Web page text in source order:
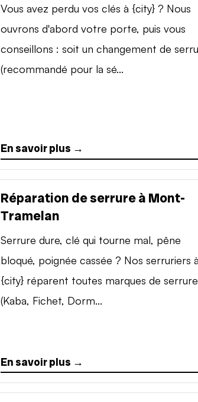
Vous avez perdu vos clés à {city} ? Nous
ouvrons d'abord votre porte, puis vous
conseillons : soit un changement de
(recommandé pour la sé...
En savoir plus →
Réparation de serrure à Mont-
Tramelan
Serrure dure, clé qui tourne mal, pêne
bloqué, poignée cassée ? Nos serruriers
{city} réparent toutes marques de
(Kaba, Fichet, Dorm...
En savoir plus →